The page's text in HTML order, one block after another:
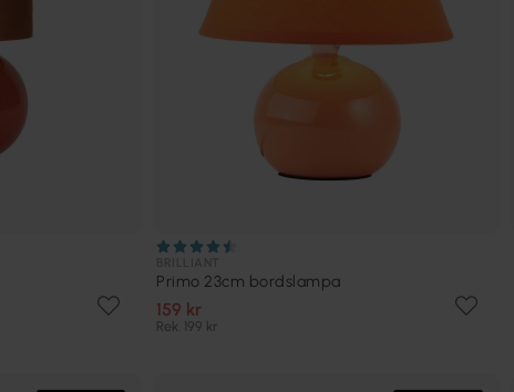
Primo 23cm bordslampa
159 kr
Rek. 199 kr